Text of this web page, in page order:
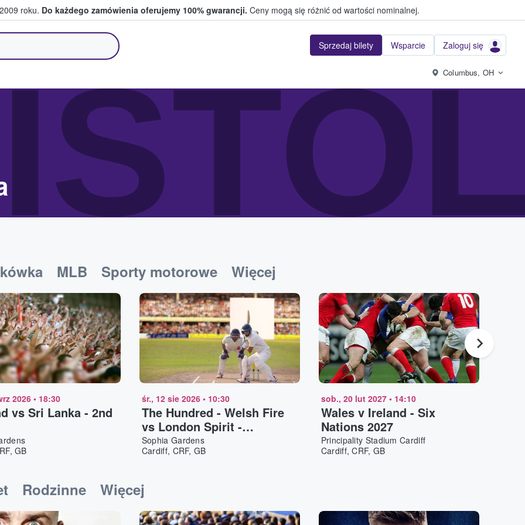
roku. Do każdego zamówienia oferujemy 100% gwarancji. Ceny mogą się różnić od wartości nominalnej.
i kibice kupują i sprzedają bilety Sprzedaj bilety Wsparcie Zaloguj się
Columbus, OH
MLB Sporty motorowe Więcej
2026• 18:30
vs Sri Lanka - 2nd
GB
śr., 12 sie 2026• 10:30
The Hundred - Welsh Fire
vs London Spirit -
Doubleheader
Sophia Gardens
Cardiff, CRF, GB
sob., 20 lut 2027• 14:10
Wales v Ireland - Six
Nations 2027
Principality Stadium Cardiff
Cardiff, CRF, GB
Rodzinne Więcej